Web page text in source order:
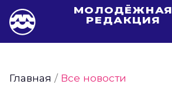
МОЛОДЁЖНАЯ
РЕДАКЦИЯ
Главная /Все новости